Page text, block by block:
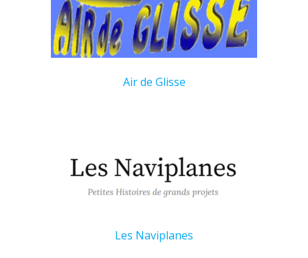
Air de Glisse
Les Naviplanes